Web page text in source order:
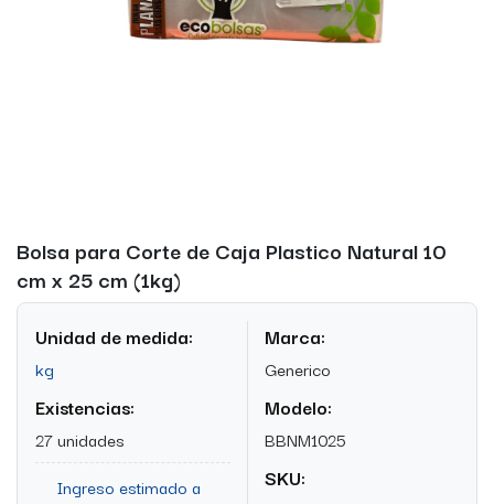
Bolsa para Corte de Caja Plastico Natural 10
cm x 25 cm (1kg)
Unidad de medida:
kg
Existencias:
27 unidades
Ingreso estimado a
Marca:
Generico
Modelo:
BBNM1025
SKU: